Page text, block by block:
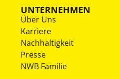
UNTERNEHMEN
Über Uns
Karriere
Nachhaltigkeit
Presse
NWB Familie